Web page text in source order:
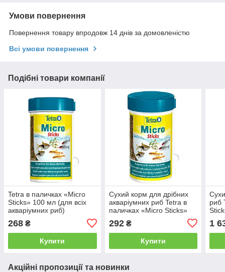
Умови повернення
Повернення товару впродовж 14 днів за домовленістю
Всі умови повернення
Подібні товари компанії
Tetra в паличках «Micro
Sticks» 100 мл (для всіх
акваріумних риб)
268 ₴
Купити
Сухий корм для дрібних
акваріумних риб Tetra в
паличках «Micro Sticks»
акваріумних риб)
292₴
Купити
риб
1
Акційні пропозиції та новинки